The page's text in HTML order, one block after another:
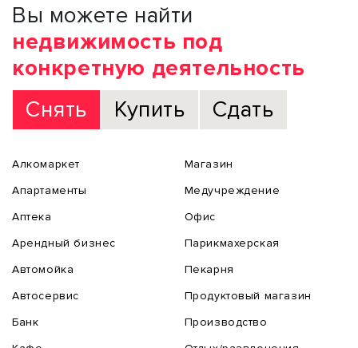
Вы можете найти
недвижимость под
конкретную деятельность
Снять
Купить Сдать
Алкомаркет
Апартаменты
Аптека
Арендный бизнес
Автомойка
Автосервис
Банк
Магазин
Медучреждение
Офис
Парикмахерская
Пекарня
Продуктовый магазин
Производство